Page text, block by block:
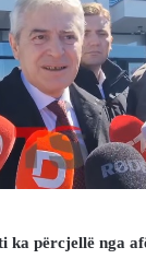
ka përcjellë nga